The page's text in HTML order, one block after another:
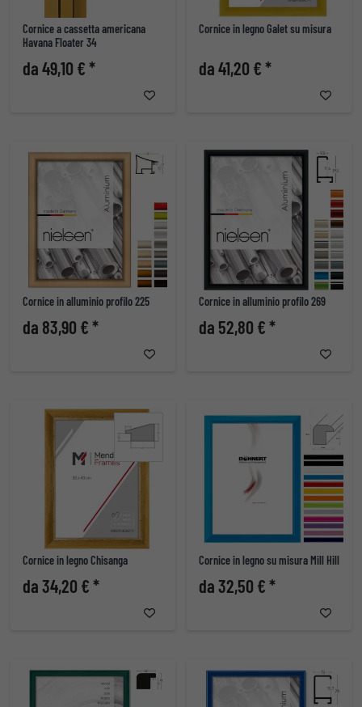
Cornice a cassetta americana
Havana Floater 34
da 49,10 € *
Cornice in legno Galet su misura
da 41,20 € *
Cornice in alluminio profilo 225
da 83,90 € *
Cornice in alluminio profilo 269
da 52,80 € *
Cornice in legno Chisanga
da 34,20 € *
Cornice in legno su misura Mill Hill
da 32,50 € *